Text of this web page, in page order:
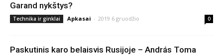
Garand nykštys?
Technika ir ginklai Apkasai - 2019 6 gruodžio 0
Paskutinis karo belaisvis Rusijoje – András Toma